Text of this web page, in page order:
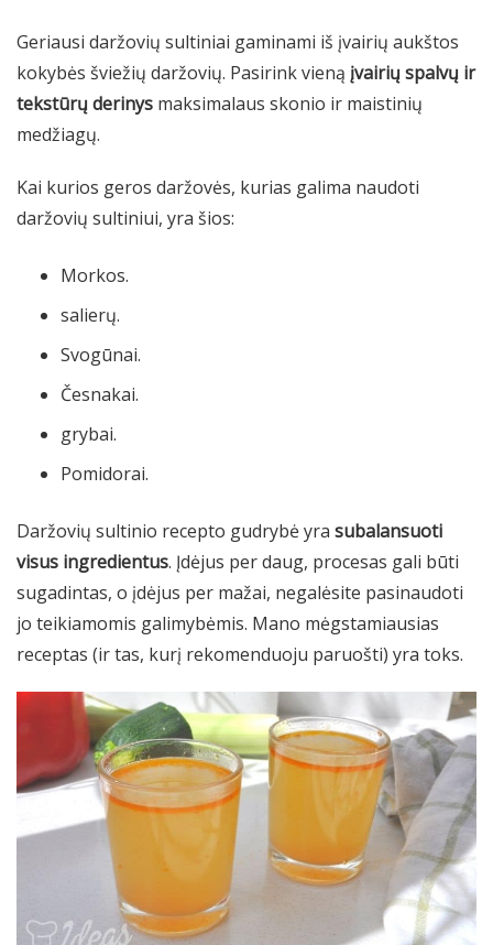
Geriausi daržovių sultiniai gaminami iš įvairių aukštos
kokybės šviežių daržovių. Pasirink vieną įvairių spalvų ir
tekstūrų derinys maksimalaus skonio ir maistinių
medžiagų.
Kai kurios geros daržovės, kurias galima naudoti
daržovių sultiniui, yra šios:
Morkos.
salierų.
Svogūnai.
Česnakai.
grybai.
Pomidorai.
Daržovių sultinio recepto gudrybė yra subalansuoti
visus ingredientus. Įdėjus per daug, procesas gali būti
sugadintas, o įdėjus per mažai, negalėsite pasinaudoti
jo teikiamomis galimybėmis. Mano mėgstamiausias
receptas (ir tas, kurį rekomenduoju paruošti) yra toks.